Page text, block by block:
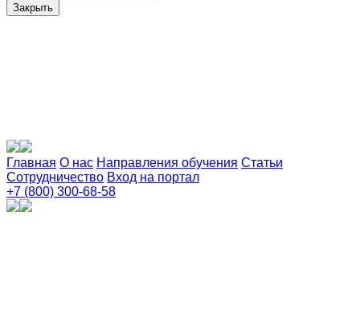
Закрыть
Главная О нас Направления обучения Статьи
Сотрудничество Вход на портал
+7 (800) 300-68-58